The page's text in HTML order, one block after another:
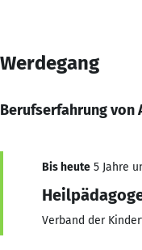
Werdegang
Berufserfahrung von
Bis heute 5 Jahre
Verband der